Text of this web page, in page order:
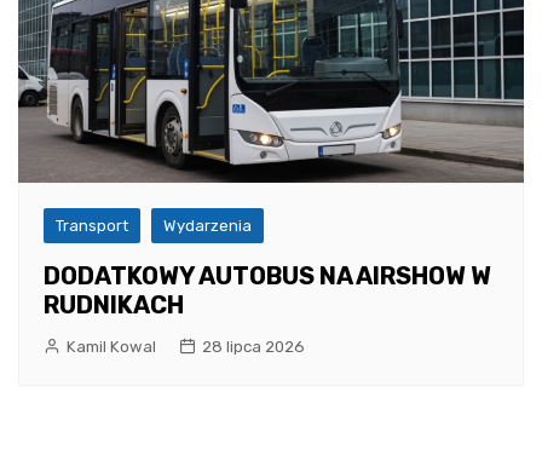
Transport Wydarzenia
DODATKOWY AUTOBUS NA AIRSHOW W
RUDNIKACH
Kamil Kowal 28 lipca 2026